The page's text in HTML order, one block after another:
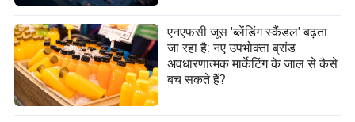
एनएफसी जूस 'ब्लेंडिंग स्कैंडल' बढ़ता
जा रहा है: नए उपभोक्ता ब्रांड
अवधारणात्मक मार्केटिंग के जाल से कैसे
बच सकते हैं?